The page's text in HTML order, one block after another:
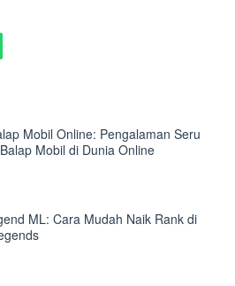
Mobil Online: Pengalaman Seru
Mobil di Dunia Online
ML: Cara Mudah Naik Rank di